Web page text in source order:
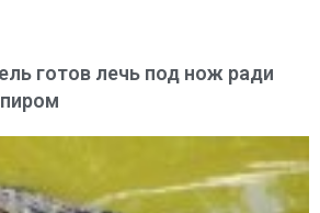
готов лечь под нож ради